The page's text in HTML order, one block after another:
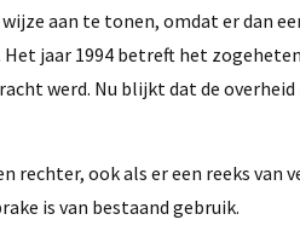
aan te tonen, omdat er dan
jaar 1994 betreft het zogeheten
werd. Nu blijkt dat de
rechter, ook als er een reeks van
is van bestaand gebruik.